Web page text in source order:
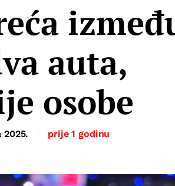
auta,
osobe
2025. prije 1 godinu